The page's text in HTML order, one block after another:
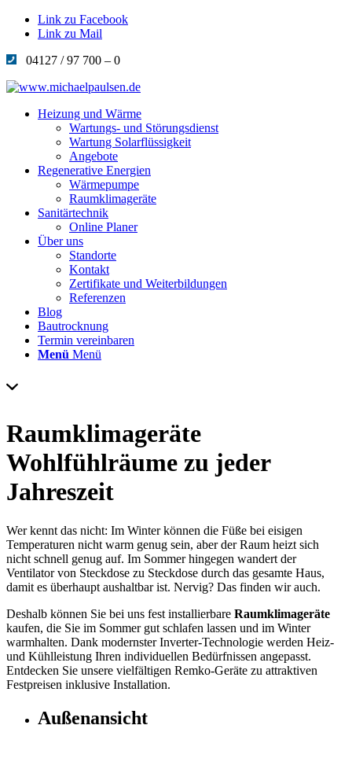
Link zu Facebook
Link zu Mail
04127 / 97 700 – 0
Heizung und Wärme
Wartungs- und Störungsdienst
Wartung Solarflüssigkeit
Angebote
Regenerative Energien
Wärmepumpe
Raumklimageräte
Sanitärtechnik
Online Planer
Über uns
Standorte
Kontakt
Zertifikate und Weiterbildungen
Referenzen
Blog
Bautrocknung
Termin vereinbaren
Menü Menü
Raumklimageräte
Wohlfühlräume zu jeder
Jahreszeit
Wer kennt das nicht: Im Winter können die Füße bei eisigen
Temperaturen nicht warm genug sein, aber der Raum heizt sich
nicht schnell genug auf. Im Sommer hingegen wandert der
Ventilator von Steckdose zu Steckdose durch das gesamte Haus,
damit es überhaupt aushaltbar ist. Nervig? Das finden wir auch.
Deshalb können Sie bei uns fest installierbare Raumklimageräte
kaufen, die Sie im Sommer gut schlafen lassen und im Winter
warmhalten. Dank modernster Inverter-Technologie werden Heiz-
und Kühlleistung Ihren individuellen Bedürfnissen angepasst.
Entdecken Sie unsere vielfältigen Remko-Geräte zu attraktiven
Festpreisen inklusive Installation.
Außenansicht